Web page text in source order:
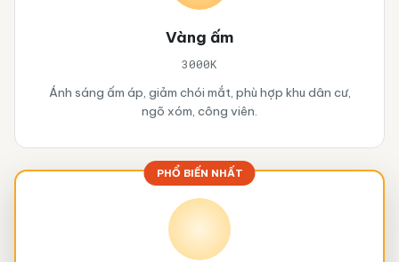
Vàng ấm
3000K
Ánh sáng ấm áp, giảm chói mắt, phù hợp khu dân cư,
ngõ xóm, công viên.
PHỔ BIẾN NHẤT